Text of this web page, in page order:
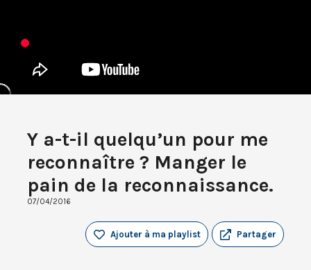
Y a-t-il quelqu’un pour me
reconnaître ? Manger le
pain de la reconnaissance.
07/04/2016
Partager
Ajouter à ma playlist